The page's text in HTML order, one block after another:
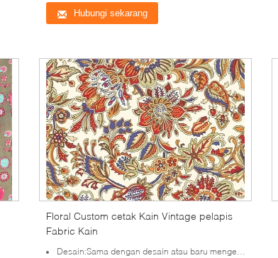
Hubungi sekarang
Floral Custom cetak Kain Vintage pelapis
Fabric Kain
Desain:Sama dengan desain atau baru mengembangkan desain